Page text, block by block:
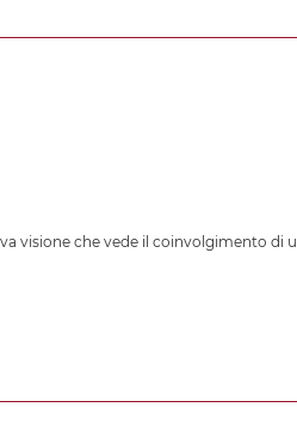
visione che vede il coinvolgimento